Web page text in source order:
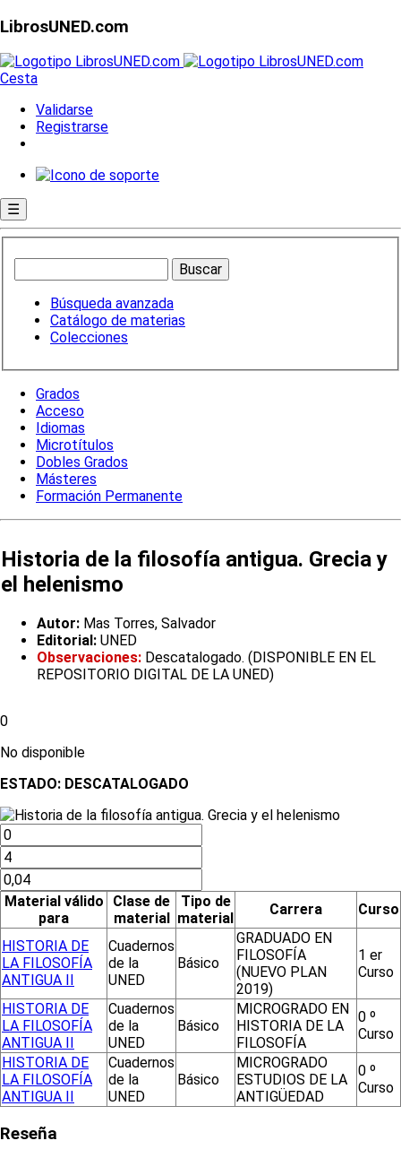
LibrosUNED.com
Cesta
Validarse
Registrarse
☰
Búsqueda avanzada
Catálogo de materias
Colecciones
Grados
Acceso
Idiomas
Microtítulos
Dobles Grados
Másteres
Formación Permanente
Historia de la filosofía antigua. Grecia y
el helenismo
Autor: Mas Torres, Salvador
Editorial: UNED
Observaciones: Descatalogado. (DISPONIBLE EN EL
REPOSITORIO DIGITAL DE LA UNED)
0
No disponible
ESTADO: DESCATALOGADO
Material válido
para
Clase de
material
Tipo de
material
Carrera Curso
HISTORIA DE
LA FILOSOFÍA
ANTIGUA II
Cuadernos
de la
UNED
Básico
GRADUADO EN
FILOSOFÍA
(NUEVO PLAN
2019)
1 er
Curso
HISTORIA DE
LA FILOSOFÍA
ANTIGUA II
Cuadernos
de la
UNED
Básico
MICROGRADO EN
HISTORIA DE LA
FILOSOFÍA
0 º
Curso
HISTORIA DE
LA FILOSOFÍA
ANTIGUA II
Cuadernos
de la
UNED
Básico
MICROGRADO
ESTUDIOS DE LA
ANTIGÜEDAD
0 º
Curso
Reseña